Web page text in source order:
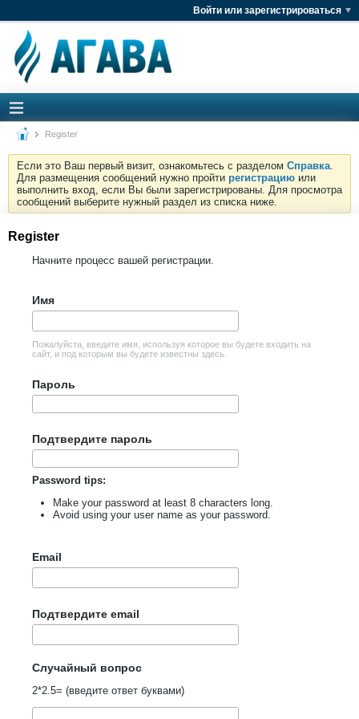
Войти или зарегистрироваться
Register
Если это Ваш первый визит, ознакомьтесь с разделом Справка.
Для размещения сообщений нужно пройти регистрацию или
выполнить вход, если Вы были зарегистрированы. Для просмотра
сообщений выберите нужный раздел из списка ниже.
Register
Начните процесс вашей регистрации.
Имя
Пожалуйста, введите имя, используя которое вы будете входить на
сайт, и под которым вы будете известны здесь.
Пароль
Подтвердите пароль
Password tips:
Make your password at least 8 characters long.
Avoid using your user name as your password.
Email
Подтвердите email
Случайный вопрос
2*2.5= (введите ответ буквами)